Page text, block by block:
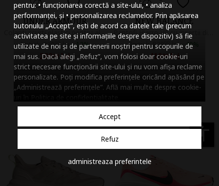
pentru: • funcționarea corectă a site-ului, • analiza
performanței, și • personalizarea reclamelor. Prin apăsarea
butonului „Accept”, ești de acord ca datele tale (precum
activitatea pe site și informațiile despre dispozitiv) să fie
utilizate de noi și de partenerii noștri pentru scopurile de
mai sus. Dacă alegi „Refuz”, vom folosi doar cookie-uri
strict necesare funcționării site-ului și nu vom afișa reclame
personalizate. Poți modifica preferințele oricând apăsând pe
„Administrează preferințele”. Află mai multe despre cookie-
Accept
Refuz
administreaza preferintele
UNDER ARMOUR
Colanti scurti elastici pentru alergare Velociti, Negru
Initial: 239 99 lei -12%
20999 lei
Vandut de Fashion Days
NEW BALANCE
Initial: 829 lei - 49%
41999lei
Vandut de Fashion Days
accessibility
Mareste spatierea
Micsoreaza
Mareste inaltimea
Micsoreaza
Inverseaza culorile
Nuante de gri
Cursor mare
Subliniaza link-urile